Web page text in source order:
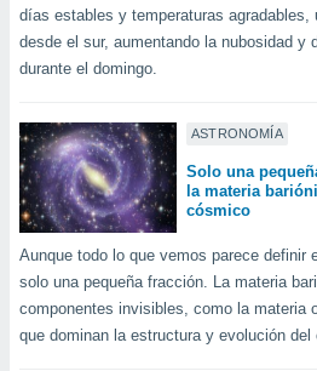
días estables y temperaturas
desde el sur, aumentando la nubosidad y
durante el domingo.
ASTRONOMÍA
Solo una
la materia
cósmico
Aunque todo lo que vemos parece definir
solo una pequeña fracción. La materia
componentes invisibles, como la materia
que dominan la estructura y evolución del